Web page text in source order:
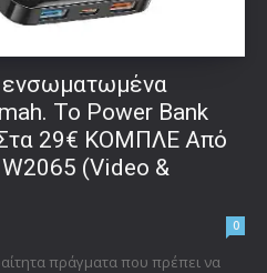
Το Power Bank
29€ ΚΟΜΠΛΕ Από
(Video &
0
πράγματα που πρέπει να